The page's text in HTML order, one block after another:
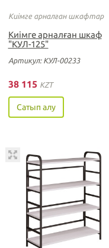
Киімге арналған шкафтар
Киімге арналған шкаф
"КУЛ-125"
Артикул: КУЛ-00233
38 115 KZT
Сатып алу